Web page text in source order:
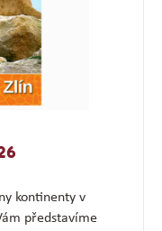
kontinenty v
představíme